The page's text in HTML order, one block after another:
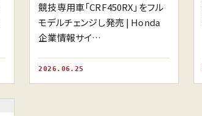
競技専用車「CRF450RX」をフル
モデルチェンジし発売 | Honda
企業情報サイ…
2026.06.25